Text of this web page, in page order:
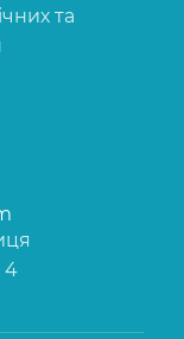
та
4